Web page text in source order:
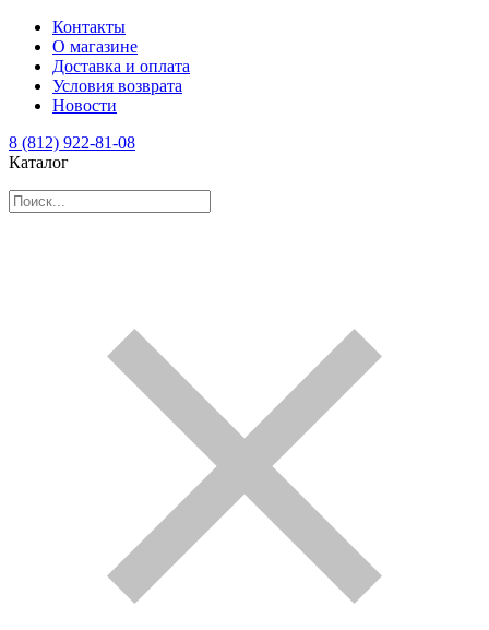
Контакты
О магазине
Доставка и оплата
Условия возврата
Новости
8 (812) 922-81-08
Каталог